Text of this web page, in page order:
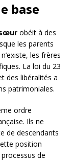
base
obéit à des
les parents
les frères
La loi du 23
des libéralités a
patrimoniales.
ordre
Ils ne
de descendants
position
de